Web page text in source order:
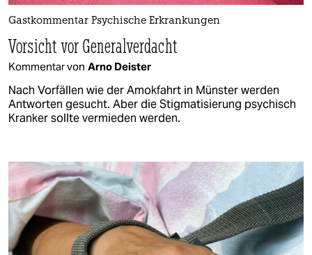
Gastkommentar Psychische Erkrankungen
Vorsicht vor Generalverdacht
Kommentar von Arno Deister
Nach Vorfällen wie der Amokfahrt in Münster werden
Antworten gesucht. Aber die Stigmatisierung psychisch
Kranker sollte vermieden werden.